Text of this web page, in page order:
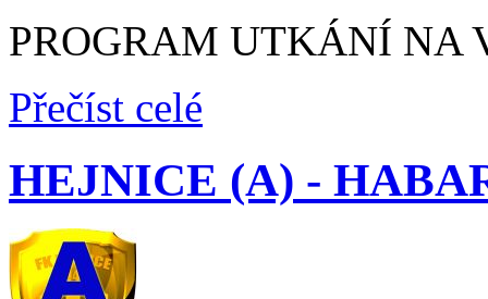
PROGRAM UTKÁNÍ NA
Přečíst celé
HEJNICE (A) -